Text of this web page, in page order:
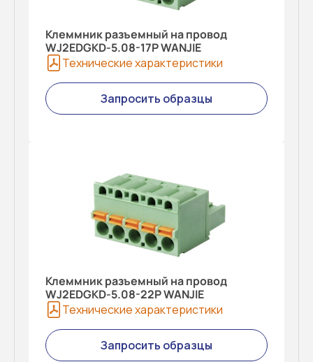
Клеммник разъемный на провод
WJ2EDGKD-5.08-17P WANJIE
Технические характеристики
Запросить образцы
Клеммник разъемный на провод
WJ2EDGKD-5.08-22P WANJIE
Технические характеристики
Запросить образцы